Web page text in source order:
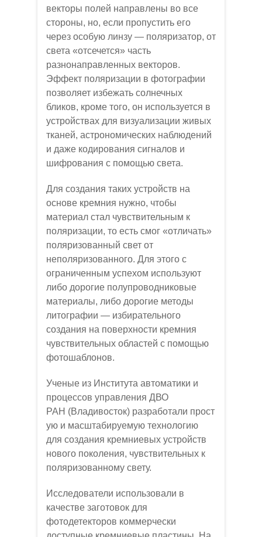
векторы полей направлены во все
стороны, но, если пропустить его
через особую линзу — поляризатор, от
света «отсечется» часть
разнонаправленных векторов.
Эффект поляризации в фотографии
позволяет избежать солнечных
бликов, кроме того, он используется в
устройствах для визуализации живых
тканей, астрономических наблюдений
и даже кодирования сигналов и
шифрования с помощью света.
Для создания таких устройств на
основе кремния нужно, чтобы
материал стал чувствительным к
поляризации, то есть смог «отличать»
поляризованный свет от
неполяризованного. Для этого с
ограниченным успехом используют
либо дорогие полупроводниковые
материалы, либо дорогие методы
литографии — избирательного
создания на поверхности кремния
чувствительных областей с помощью
фотошаблонов.
Ученые из Института автоматики и
процессов управления ДВО
РАН (Владивосток) разработали прост
ую и масштабируемую технологию
для создания кремниевых устройств
нового поколения, чувствительных к
поляризованному свету.
Исследователи использовали в
качестве заготовок для
фотодетекторов коммерчески